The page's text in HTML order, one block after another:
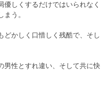
しくするだけではいられなく
う。
どかしく口惜しく残酷で、そし
男性とすれ違い、そして共に快